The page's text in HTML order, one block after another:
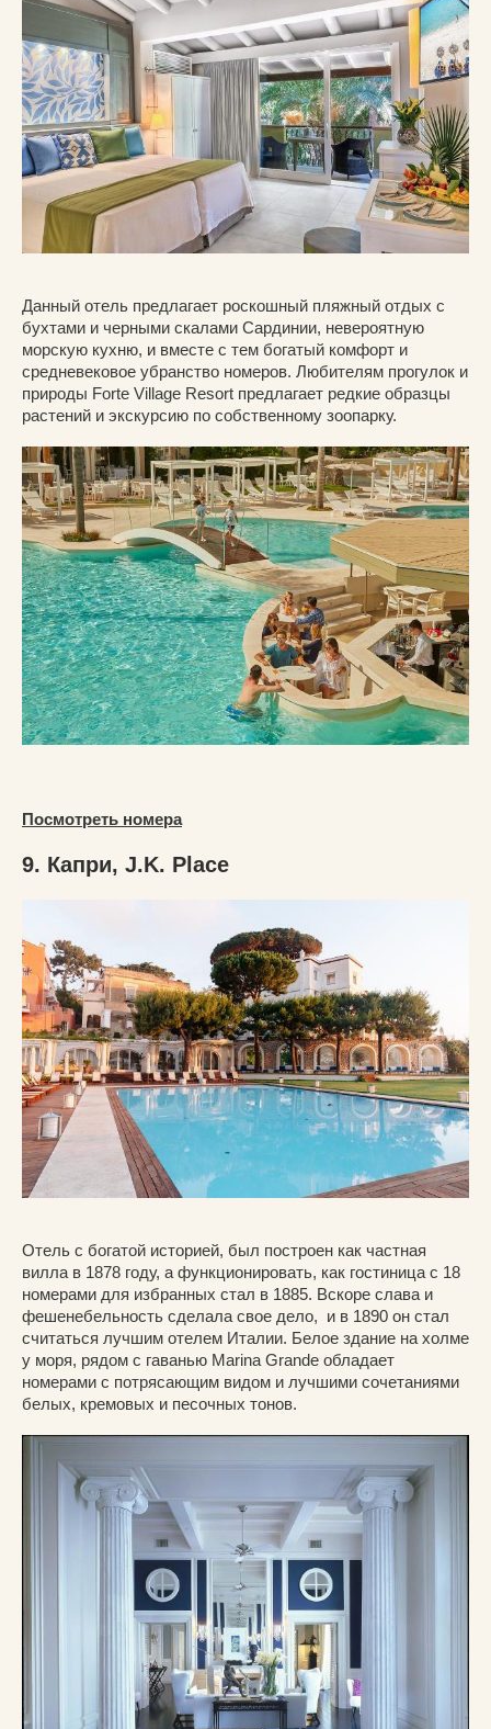
Данный отель предлагает роскошный пляжный отдых с
бухтами и черными скалами Сардинии, невероятную
морскую кухню, и вместе с тем богатый комфорт и
средневековое убранство номеров. Любителям прогулок и
природы Forte Village Resort предлагает редкие образцы
растений и экскурсию по собственному зоопарку.
Посмотреть номера
9. Капри, J.K. Place
Отель с богатой историей, был построен как частная
вилла в 1878 году, а функционировать, как гостиница с 18
номерами для избранных стал в 1885. Вскоре слава и
фешенебельность сделала свое дело, и в 1890 он стал
считаться лучшим отелем Италии. Белое здание на холме
у моря, рядом с гаванью Marina Grande обладает
номерами с потрясающим видом и лучшими сочетаниями
белых, кремовых и песочных тонов.